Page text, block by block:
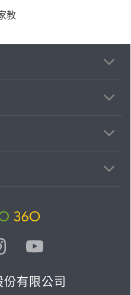
教
有限公司